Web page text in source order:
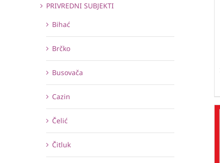
PRIVREDNI SUBJEKTI
Bihać
Brčko
Busovača
Cazin
Čelić
Čitluk